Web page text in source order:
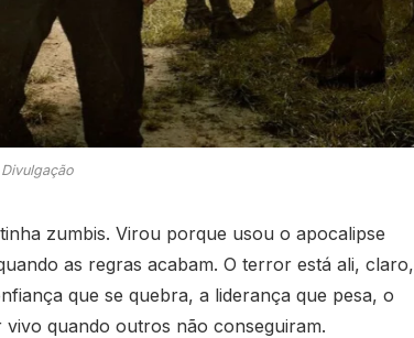
zumbis. Virou porque usou o apocalipse
as regras acabam. O terror está ali, claro,
que se quebra, a liderança que pesa, o
quando outros não conseguiram.